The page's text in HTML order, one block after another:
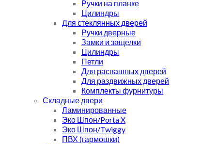
Ручки на планке
Цилиндры
Для стеклянных дверей
Ручки дверные
Замки и защелки
Цилиндры
Петли
Для распашных дверей
Для раздвижных дверей
Комплекты фурнитуры
Складные двери
Ламинированные
Эко Шпон/Porta X
Эко Шпон/Twiggy
ПВХ (гармошки)